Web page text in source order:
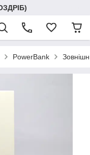
PowerBank